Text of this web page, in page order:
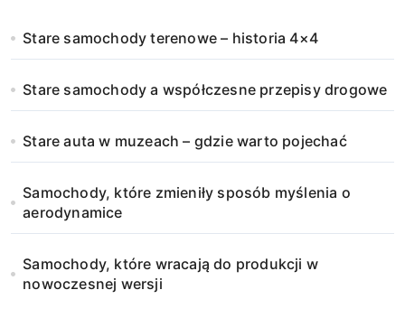
n
i
c
o
w
a
i
Stare samochody terenowe – historia 4×4
Stare samochody a współczesne przepisy drogowe
Stare auta w muzeach – gdzie warto pojechać
Samochody, które zmieniły sposób myślenia o
aerodynamice
Samochody, które wracają do produkcji w
nowoczesnej wersji